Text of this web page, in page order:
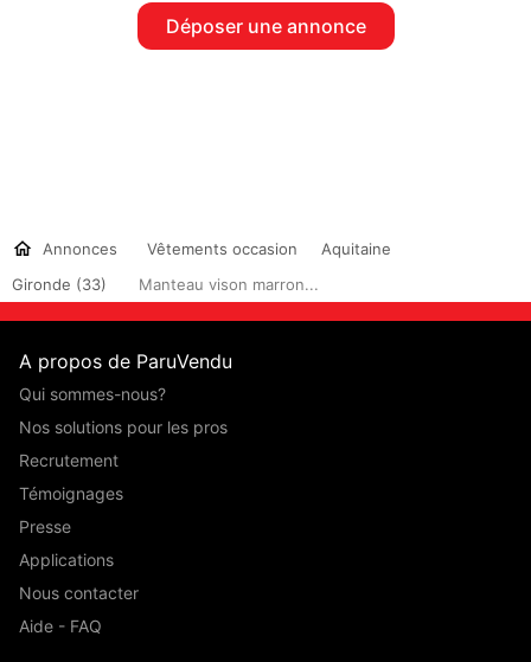
Déposer une annonce
Annonces Vêtements occasion
Aquitaine
Gironde (33)
Manteau vison marron...
A propos de ParuVendu
Qui sommes-nous?
Nos solutions pour les pros
Recrutement
Témoignages
Presse
Applications
Nous contacter
Aide - FAQ